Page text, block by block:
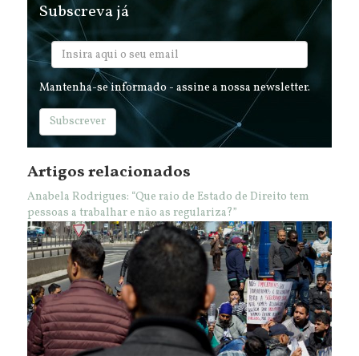
Subscreva já
Mantenha-se informado - assine a nossa newsletter.
Subscrever
Artigos relacionados
Anabela Rodrigues: “Que raio de Estado de Direito tem
pessoas a trabalhar e não as regulariza?”